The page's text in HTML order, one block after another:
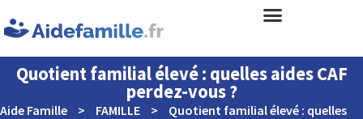
Quotient familial élevé : quelles aides CAF
perdez-vous ?
Aide Famille > FAMILLE >
Quotient familial élevé : quelles